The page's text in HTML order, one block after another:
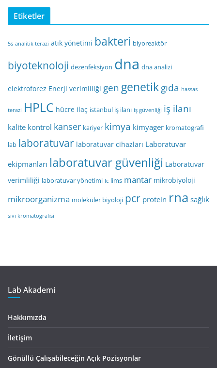
Etiketler
5s analitik terazi atık yönetimi bakteri biyoreaktör
biyoteknoloji dezenfeksiyon dna dna analizi
elektroforez Enerji verimliliği gen genetikgıda hassas
terazi HPLC hücre ilaç istanbul iş ilanı iş güvenliği iş ilanı
kalite kontrol kanser kariyer kimya kimyager kromatografi
lab laboratuvar laboratuvar cihazları Laboratuvar
ekipmanları laboratuvar güvenliği Laboratuvar
verimliliği laboratuvar yönetimi lc lims mantar mikrobiyoloji
mikroorganizma moleküler biyoloji pcr protein rna sağlık
sıvı kromatografisi
Lab Akademi
Hakkımızda
İletişim
Gönüllü Çalışabileceğin Açık Pozisyonlar